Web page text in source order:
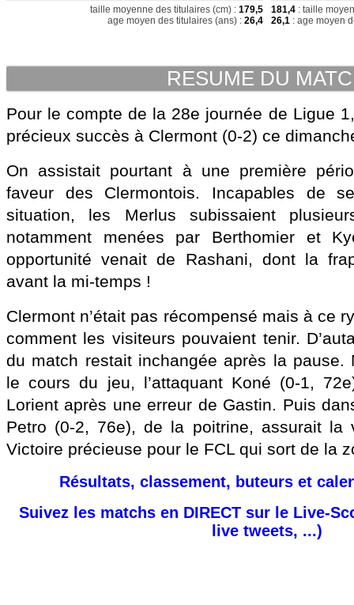
taille moyenne des titulaires (cm) : 179,5
age moyen des titulaires (ans) : 26,4
181,4 : taille
26,1 : age moyen
RESUME DU
Pour le compte de la 28e journée de Ligue
précieux succès à Clermont (0-2) ce
On assistait pourtant à une première
faveur des Clermontois. Incapables de
situation, les Merlus subissaient
notamment menées par Berthomier et
opportunité venait de Rashani, dont la
avant la mi-temps !
Clermont n’était pas récompensé mais à ce
comment les visiteurs pouvaient tenir.
du match restait inchangée après la pause.
le cours du jeu, l’attaquant Koné (0-1,
Lorient après une erreur de Gastin. Puis
Petro (0-2, 76e), de la poitrine, assurait la
Victoire précieuse pour le FCL qui sort de la
Résultats, classement, buteurs et
Suivez les matchs en DIRECT sur le Live-
live tweets, ...)